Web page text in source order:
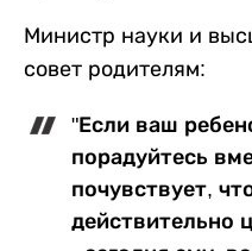
Министр науки и
совет родителям:
"Если ваш
порадуйтесь
почувствует,
действительно